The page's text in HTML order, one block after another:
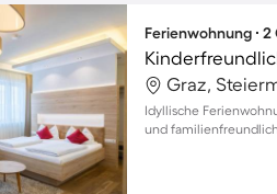
Ferienwohnung ∙ 2
Graz,
Idyllische
und